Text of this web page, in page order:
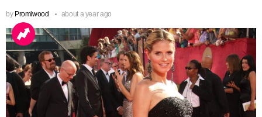
by Promiwood about a year ago